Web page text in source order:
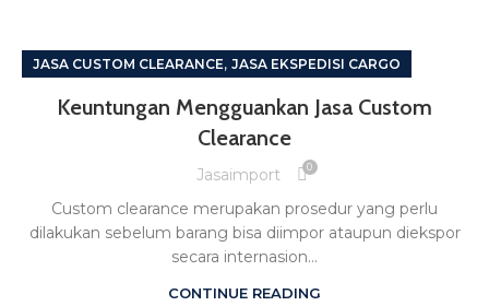
JASA CUSTOM CLEARANCE, JASA EKSPEDISI CARGO
Keuntungan Mengguankan Jasa Custom
Clearance
Jasaimport 0
Custom clearance merupakan prosedur yang perlu
dilakukan sebelum barang bisa diimpor ataupun diekspor
secara internasion...
CONTINUE READING